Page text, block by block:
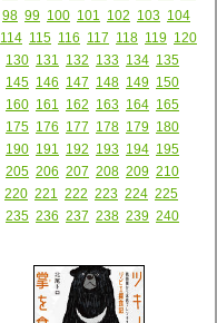
98 99 100 101 102 103 104
114 115 116 117 118 119 120
130 131 132 133 134 135
145 146 147 148 149 150
160 161 162 163 164 165
175 176 177 178 179 180
190 191 192 193 194 195
205 206 207 208 209 210
220 221 222 223 224 225
235 236 237 238 239 240